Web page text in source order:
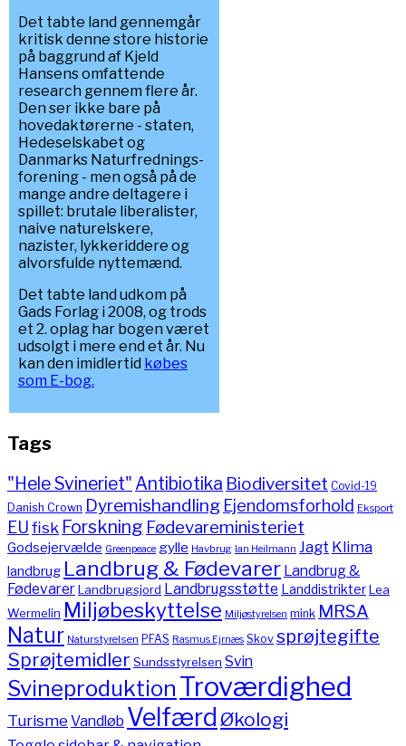
Det tabte land gennemgår
kritisk denne store historie
på baggrund af Kjeld
Hansens omfattende
research gennem flere år.
Den ser ikke bare på
hovedaktørerne - staten,
Hedeselskabet og
Danmarks Naturfrednings-
forening - men også på de
mange andre deltagere i
spillet: brutale liberalister,
naive naturelskere,
nazister, lykkeriddere og
alvorsfulde nyttemænd.
Det tabte land udkom på
Gads Forlag i 2008, og trods
et 2. oplag har bogen været
udsolgt i mere end et år. Nu
kan den imidlertid købes
som E-bog.
Tags
"Hele Svineriet" Antibiotika Biodiversitet Covid-19
Danish Crown Dyremishandling Ejendomsforhold Eksport
EUfisk Forskning Fødevareministeriet
Godsejervælde Greenpeace gylle Havbrug Ian Heilmann Jagt Klima
landbrug Landbrug & Fødevarer Landbrug &
FødevarerLandbrugsjord Landbrugsstøtte LanddistrikterLea
Wermelin Miljøbeskyttelse Miljøstyrelsen mink MRSA
Natur Naturstyrelsen PFAS Rasmus Ejrnæs Skov sprøjtegifte
Sprøjtemidler Sundsstyrelsen Svin
Svineproduktion Troværdighed
TurismeVandløb Velfærd Økologi